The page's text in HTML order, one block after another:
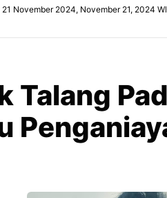
21 November 2024, November 21, 2024
Talang